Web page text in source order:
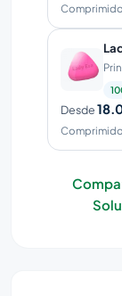
Desde